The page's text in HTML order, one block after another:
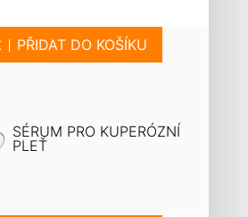
PŘIDAT DO KOŠÍKU
SÉRUM PRO KUPERÓZNÍ
PLEŤ